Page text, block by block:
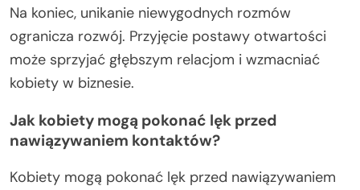
Na koniec, unikanie niewygodnych rozmów
ogranicza rozwój. Przyjęcie postawy otwartości
może sprzyjać głębszym relacjom i wzmacniać
kobiety w biznesie.
Jak kobiety mogą pokonać lęk przed
nawiązywaniem kontaktów?
Kobiety mogą pokonać lęk przed nawiązywaniem